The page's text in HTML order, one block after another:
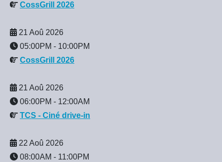
CossGrill 2026
21 Aoû 2026
05:00PM - 10:00PM
CossGrill 2026
21 Aoû 2026
06:00PM - 12:00AM
TCS - Ciné drive-in
22 Aoû 2026
08:00AM - 11:00PM